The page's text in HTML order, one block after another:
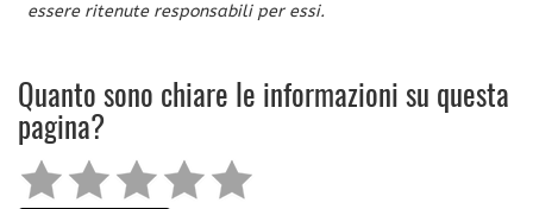
essere ritenute responsabili per essi.
Quanto sono chiare le informazioni su questa
pagina?